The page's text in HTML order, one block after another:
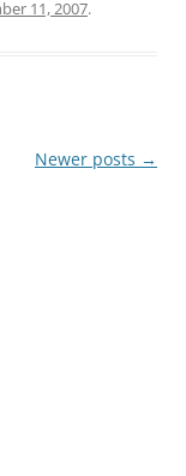
11, 2007.
Newer posts →